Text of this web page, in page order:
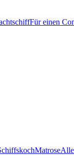
Für einen
Matrose